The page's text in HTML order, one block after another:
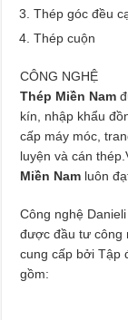
Thép góc đều
Thép cuộn
CÔNG NGHỆ
Thép Miền Nam
kín, nhập khẩu
cấp máy móc,
luyện và cán
Miền Nam luôn
Công nghệ
được đầu tư công
cung cấp bởi Tập
gồm: